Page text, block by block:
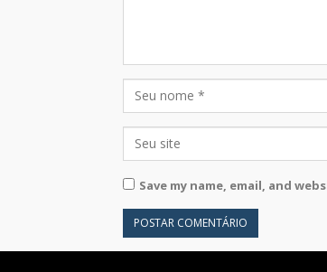
Save my name, email, and